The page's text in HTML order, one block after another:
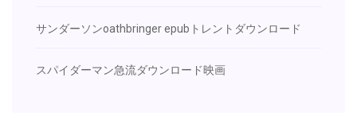
サンダーソンoathbringer epubトレントダウンロード
スパイダーマン急流ダウンロード映画